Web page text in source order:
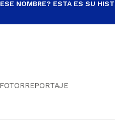
NOMBRE? ESTA ES SU